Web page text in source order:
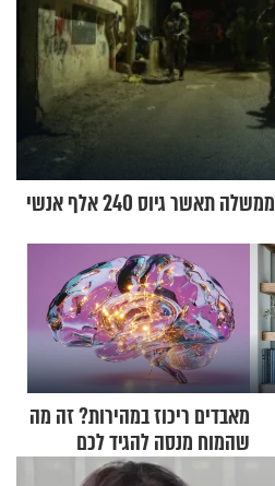
על רקע החשש מהסלמה: הממשלה תאשר גיוס 240 אלף אנשי
מאבדים ריכוז במהירות? זה מה
שהמוח מנסה להגיד לכם